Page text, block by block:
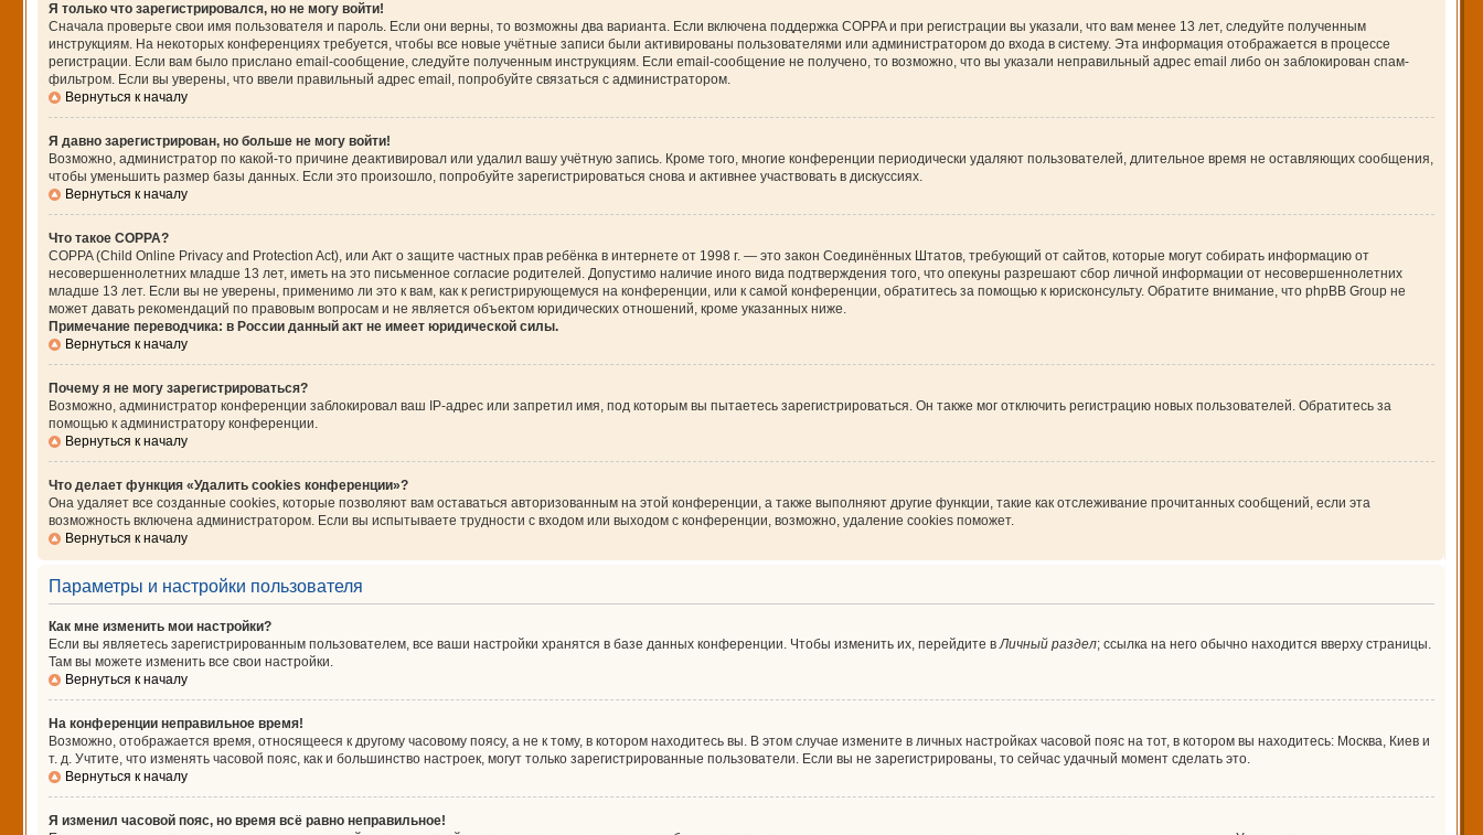
Я только что зарегистрировался, но не могу войти!
Сначала проверьте свои имя пользователя и пароль. Если они верны, то возможны два варианта. Если включена поддержка COPPA и при регистрации вы указали, что вам менее 13 лет, следуйте полученным
инструкциям. На некоторых конференциях требуется, чтобы все новые учётные записи были активированы пользователями или администратором до входа в систему. Эта информация отображается в процессе
регистрации. Если вам было прислано email-сообщение, следуйте полученным инструкциям. Если email-сообщение не получено, то возможно, что вы указали неправильный адрес email либо он заблокирован спам-
фильтром. Если вы уверены, что ввели правильный адрес email, попробуйте связаться с администратором.
Вернуться к началу
Я давно зарегистрирован, но больше не могу войти!
Возможно, администратор по какой-то причине деактивировал или удалил вашу учётную запись. Кроме того, многие конференции периодически удаляют пользователей, длительное время не оставляющих сообщения,
чтобы уменьшить размер базы данных. Если это произошло, попробуйте зарегистрироваться снова и активнее участвовать в дискуссиях.
Вернуться к началу
Что такое COPPA?
COPPA (Child Online Privacy and Protection Act), или Акт о защите частных прав ребёнка в интернете от 1998 г. — это закон Соединённых Штатов, требующий от сайтов, которые могут собирать информацию от
несовершеннолетних младше 13 лет, иметь на это письменное согласие родителей. Допустимо наличие иного вида подтверждения того, что опекуны разрешают сбор личной информации от несовершеннолетних
младше 13 лет. Если вы не уверены, применимо ли это к вам, как к регистрирующемуся на конференции, или к самой конференции, обратитесь за помощью к юрисконсульту. Обратите внимание, что phpBB Group не
может давать рекомендаций по правовым вопросам и не является объектом юридических отношений, кроме указанных ниже.
Примечание переводчика: в России данный акт не имеет юридической силы.
Вернуться к началу
Почему я не могу зарегистрироваться?
Возможно, администратор конференции заблокировал ваш IP-адрес или запретил имя, под которым вы пытаетесь зарегистрироваться. Он также мог отключить регистрацию новых пользователей. Обратитесь за
помощью к администратору конференции.
Вернуться к началу
Что делает функция «Удалить cookies конференции»?
Она удаляет все созданные cookies, которые позволяют вам оставаться авторизованным на этой конференции, а также выполняют другие функции, такие как отслеживание прочитанных сообщений, если эта
возможность включена администратором. Если вы испытываете трудности с входом или выходом с конференции, возможно, удаление cookies поможет.
Вернуться к началу
Параметры и настройки пользователя
Как мне изменить мои настройки?
Если вы являетесь зарегистрированным пользователем, все ваши настройки хранятся в базе данных конференции. Чтобы изменить их, перейдите вЛичный раздел; ссылка на него обычно находится вверху страницы.
Там вы можете изменить все свои настройки.
Вернуться к началу
На конференции неправильное время!
Возможно, отображается время, относящееся к другому часовому поясу, а не к тому, в котором находитесь вы. В этом случае измените в личных настройках часовой пояс на тот, в котором вы находитесь: Москва, Киев и
т. д. Учтите, что изменять часовой пояс, как и большинство настроек, могут только зарегистрированные пользователи. Если вы не зарегистрированы, то сейчас удачный момент сделать это.
Вернуться к началу
Я изменил часовой пояс, но время всё равно неправильное!